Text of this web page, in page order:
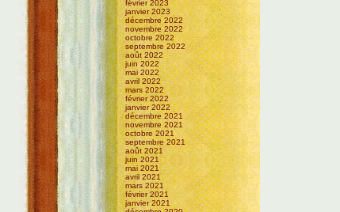
février 2023
janvier 2023
décembre 2022
novembre 2022
octobre 2022
septembre 2022
août 2022
juin 2022
mai 2022
avril 2022
mars 2022
février 2022
janvier 2022
décembre 2021
novembre 2021
octobre 2021
septembre 2021
août 2021
juin 2021
mai 2021
avril 2021
mars 2021
février 2021
janvier 2021